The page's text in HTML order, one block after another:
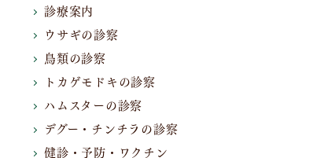
診療案内
ウサギの診察
鳥類の診察
トカゲモドキの診察
ハムスターの診察
デグー・チンチラの診察
健診・予防・ワクチン